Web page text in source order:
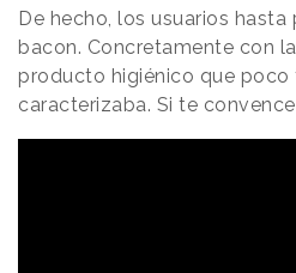
De hecho, los usuarios
bacon. Concretamente con la
producto higiénico que
caracterizaba. Si te convence